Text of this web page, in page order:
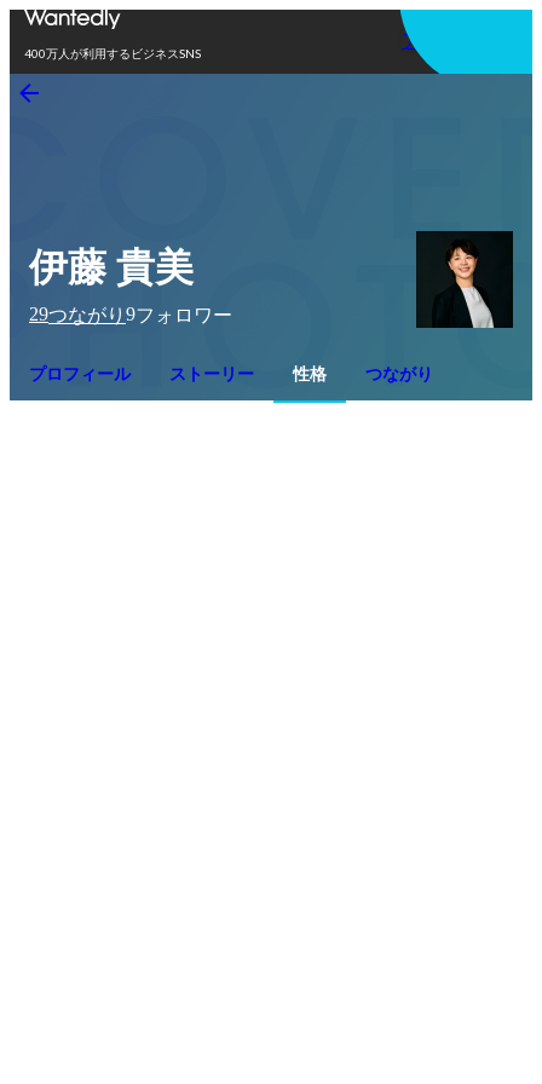
400万人が利用するビジネスSNS
アプリを使う
伊藤 貴美
29つながり 9フォロワー
プロフィール ストーリー 性格 つながり